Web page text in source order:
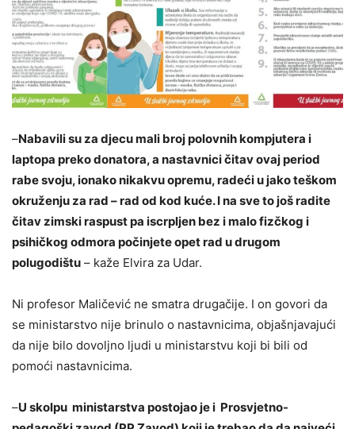
–Nabavili su za djecu mali broj polovnih kompjutera i
laptopa preko donatora, a nastavnici čitav ovaj period
rabe svoju, ionako nikakvu opremu, radeći u jako teškom
okruženju za rad – rad od kod kuće. I na sve to još radite
čitav zimski raspust pa iscrpljen bez i malo fizčkog i
psihičkog odmora počinjete opet rad u drugom
polugodištu – kaže Elvira za Udar.
Ni profesor Maličević ne smatra drugačije. I on govori da
se ministarstvo nije brinulo o nastavnicima, objašnjavajući
da nije bilo dovoljno ljudi u ministarstvu koji bi bili od
pomoći nastavnicima.
–U skolpu ministarstva postojao je i Prosvjetno-